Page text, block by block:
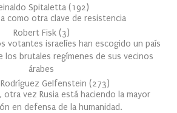
Spitaletta (192)
como otra clave de resistencia
Robert Fisk (3)
votantes israelíes han escogido un país
los brutales regímenes de sus vecinos
árabes
Gelfenstein (273)
otra vez Rusia está haciendo la mayor
en defensa de la humanidad.